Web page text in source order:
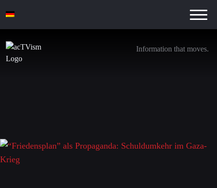
Information that moves.
“Friedensplan” als Propaganda: Schuldumkehr